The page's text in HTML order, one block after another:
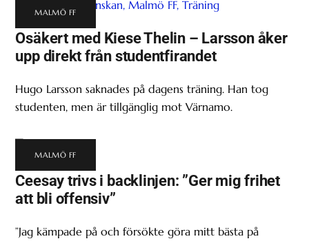
MALMÖ FF
Osäkert med Kiese Thelin – Larsson åker
upp direkt från studentfirandet
Hugo Larsson saknades på dagens träning. Han tog
studenten, men är tillgänglig mot Värnamo.
MALMÖ FF
Ceesay trivs i backlinjen: ”Ger mig frihet
att bli offensiv”
”Jag kämpade på och försökte göra mitt bästa på